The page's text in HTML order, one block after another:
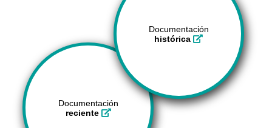
Documentación
histórica
Documentación
reciente